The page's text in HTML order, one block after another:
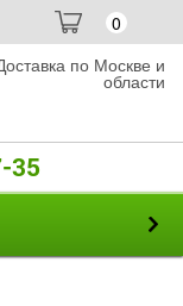
0
по Москве и
области
35